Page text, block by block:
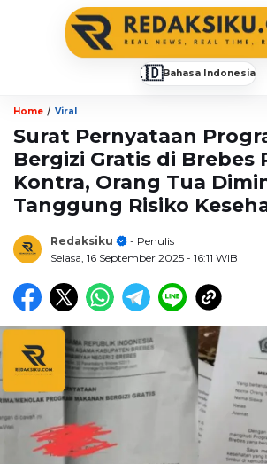
🇮🇩Bahasa Indonesia
Home / Viral
Surat Pernyataan
Bergizi Gratis di Brebes
Kontra, Orang Tua
Tanggung Risiko
Redaksiku
- Penulis
Selasa, 16 September 2025 - 16:11 WIB